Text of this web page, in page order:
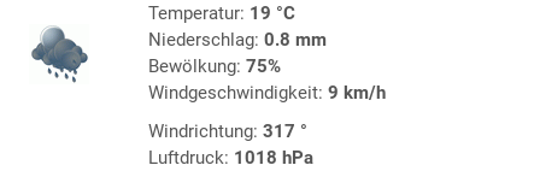
Temperatur: 19 °C
Niederschlag: 0.8 mm
Bewölkung: 75%
Windgeschwindigkeit: 9 km/h
Windrichtung: 317 °
Luftdruck: 1018 hPa